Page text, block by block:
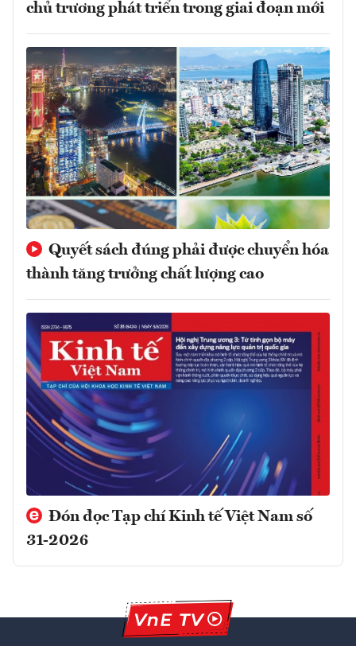
chủ trương phát triển trong giai đoạn mới
Quyết sách đúng phải được chuyển hóa
thành tăng trưởng chất lượng cao
Đón đọc Tạp chí Kinh tế Việt Nam số
31-2026